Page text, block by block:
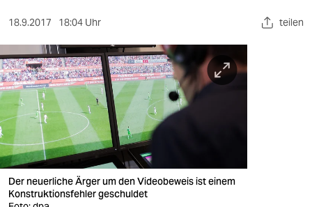
berlin
nord
wahrheit
verlag
verlag
veranstaltungen
shop
18.9.2017 18:04 Uhr teilen
Der neuerliche Ärger um den Videobeweis ist einem
Konstruktionsfehler geschuldet